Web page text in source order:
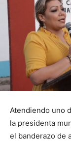
Atendiendo uno
la presidenta
el banderazo de